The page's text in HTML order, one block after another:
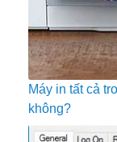
Máy in tất cả
không?